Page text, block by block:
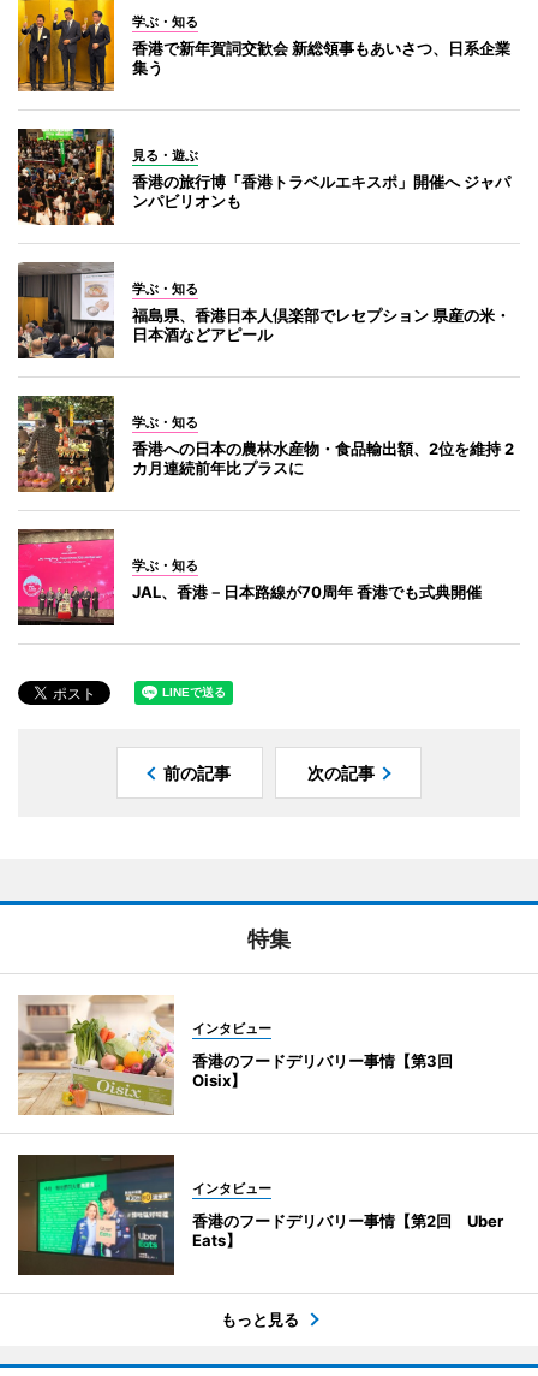
学ぶ・知る
香港で新年賀詞交歓会 新総領事もあいさつ、日系企業
集う
見る・遊ぶ
香港の旅行博「香港トラベルエキスポ」開催へ ジャパ
ンパビリオンも
学ぶ・知る
福島県、香港日本人倶楽部でレセプション 県産の米・
日本酒などアピール
学ぶ・知る
香港への日本の農林水産物・食品輸出額、2位を維持 2
カ月連続前年比プラスに
学ぶ・知る
JAL、香港－日本路線が70周年 香港でも式典開催
前の記事 次の記事
特集
インタビュー
香港のフードデリバリー事情【第3回
Oisix】
インタビュー
香港のフードデリバリー事情【第2回 Uber
Eats】
もっと見る